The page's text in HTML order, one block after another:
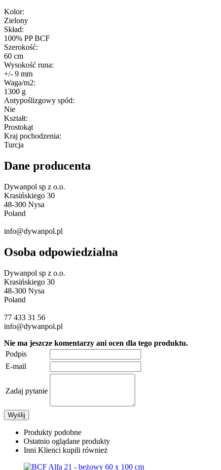
Kolor:
Zielony
Skład:
100% PP BCF
Szerokość:
60 cm
Wysokość runa:
+/- 9 mm
Waga/m2:
1300 g
Antypoślizgowy spód:
Nie
Kształt:
Prostokąt
Kraj pochodzenia:
Turcja
Dane producenta
Dywanpol sp z o.o.
Krasińskiego 30
48-300 Nysa
Poland
info@dywanpol.pl
Osoba odpowiedzialna
Dywanpol sp z o.o.
Krasińskiego 30
48-300 Nysa
Poland
77 433 31 56
info@dywanpol.pl
Nie ma jeszcze komentarzy ani ocen dla tego produktu.
Podpis
E-mail
Zadaj pytanie
Wyślij
Produkty podobne
Ostatnio oglądane produkty
Inni Klienci kupili również